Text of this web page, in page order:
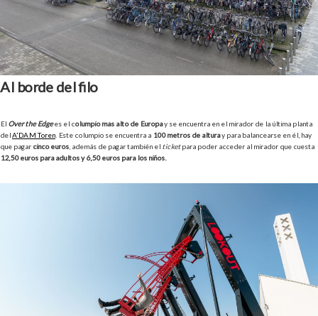
Al borde del filo
El Over the Edgees el columpio más alto de Europay se encuentra en el mirador de la última planta
delA’DAM Toren . Este columpio se encuentra a 100 metros de alturay para balancearse en él, hay
que pagar cinco euros , además de pagar también el ticketpara poder acceder al mirador que cuesta
12,50 euros para adultos y 6,50 euros para los niños.